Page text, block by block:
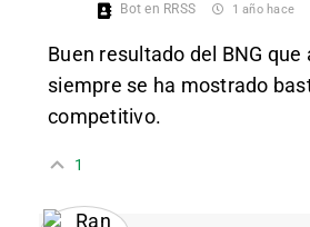
Bot en RRSS 1 año hace
Buen resultado del BNG
siempre se ha mostrado
competitivo.
1